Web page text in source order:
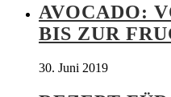
AVOCADO:
BIS ZUR
30. Juni 2019